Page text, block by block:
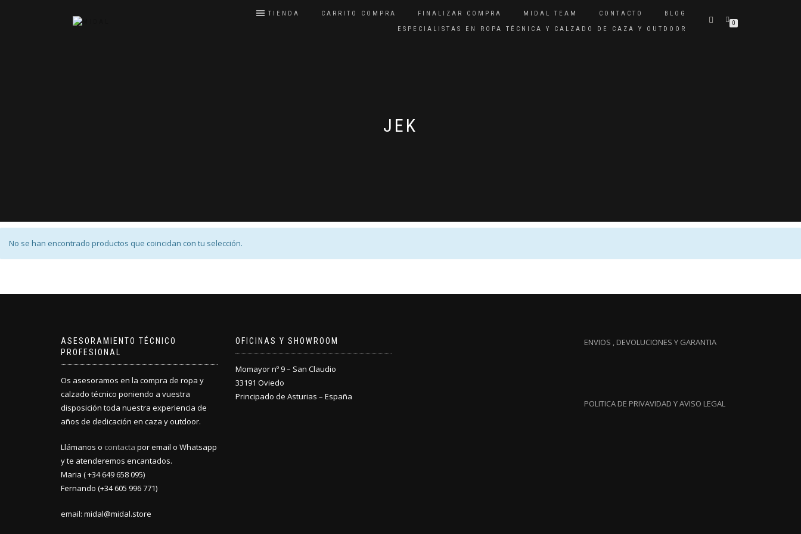
TIENDA CARRITO COMPRA FINALIZAR COMPRA MIDAL TEAM CONTACTO
BLOG
ESPECIALISTAS EN ROPA TÉCNICA Y CALZADO DE CAZA Y OUTDOOR
0
JEK
No se han encontrado productos que coincidan con tu selección.
ASESORAMIENTO TÉCNICO
PROFESIONAL
Os asesoramos en la compra de ropa y
calzado técnico poniendo a vuestra
disposición toda nuestra experiencia de
años de dedicación en caza y outdoor.
Llámanos o contacta por email o Whatsapp
y te atenderemos encantados.
Maria ( +34 649 658 095)
Fernando (+34 605 996 771)
email: midal@midal.store
OFICINAS Y SHOWROOM
Momayor nº 9 – San Claudio
33191 Oviedo
Principado de Asturias – España
ENVIOS , DEVOLUCIONES Y GARANTIA
POLITICA DE PRIVAVIDAD Y AVISO LEGAL